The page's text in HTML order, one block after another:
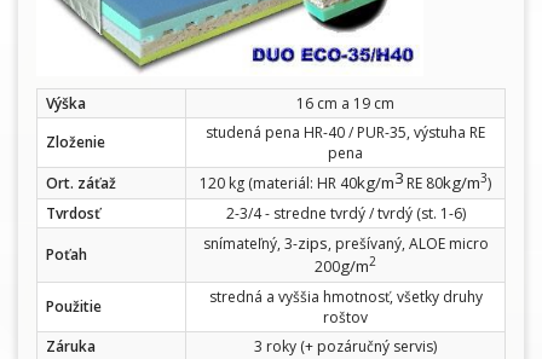
Výška
16 cm a 19 cm
Zloženie
studená pena HR-40 / PUR-35, výstuha RE
pena
Ort. záťaž
120 kg (materiál: HR 40kg/m3 RE 80kg/m3)
Tvrdosť
2-3/4 - stredne tvrdý / tvrdý (st. 1-6)
Poťah
snímateľný, 3-zips, prešívaný, ALOE micro
200g/m2
Použitie
stredná a vyššia hmotnosť, všetky druhy
roštov
Záruka
3 roky (+ pozáručný servis)